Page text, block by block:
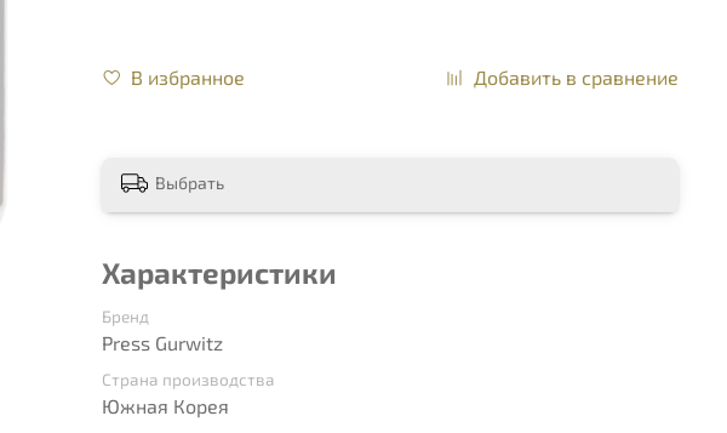
В избранное Добавить в сравнение
Выбрать
Характеристики
Бренд
Press Gurwitz
Страна производства
Южная Корея